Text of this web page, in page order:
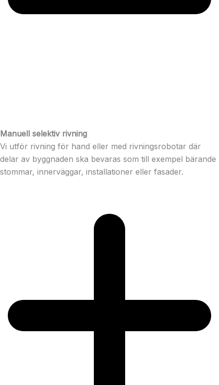
Manuell selektiv rivning
Vi utför rivning för hand eller med rivningsrobotar där
delar av byggnaden ska bevaras som till exempel bärande
stommar, innerväggar, installationer eller fasader.